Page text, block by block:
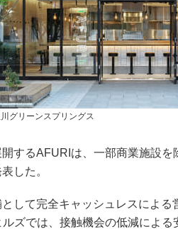
グリーンスプリングス
するAFURIは、一部商業施設
した。
して完全キャッシュレスによる
ズでは、接触機会の低減によ